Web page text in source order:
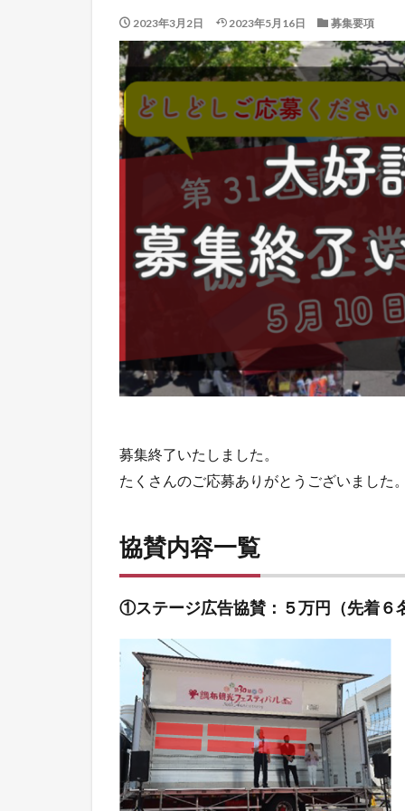
2023年3月2日 2023年5月16日 募集要項
募集終了いたしました。
たくさんのご応募ありがとうございました
協賛内容一覧
①ステージ広告協賛：５万円（先着６